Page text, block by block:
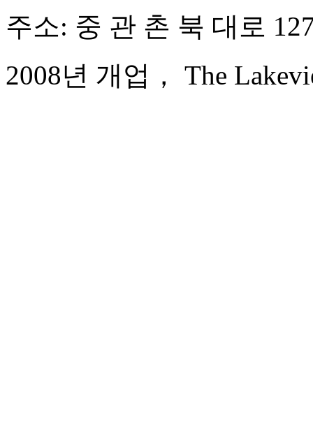
주소: 중 관 촌 북 대로
2008년 개업， The